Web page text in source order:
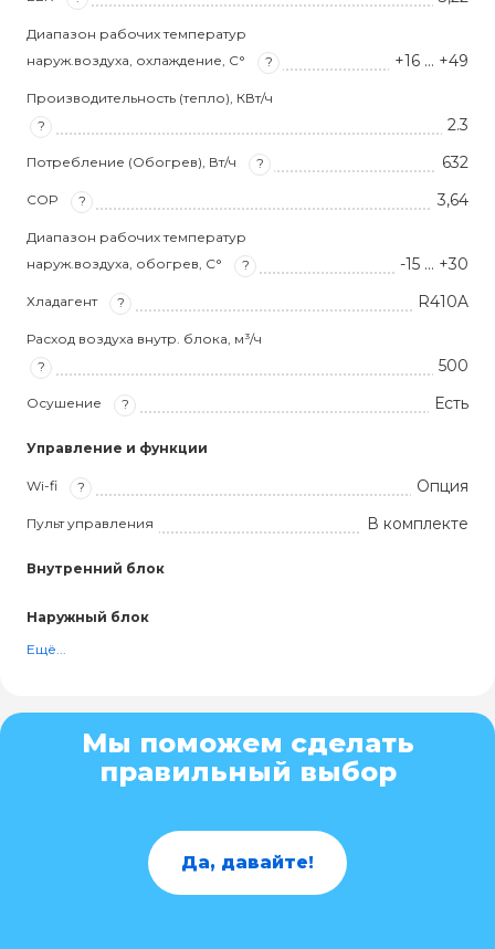
Диапазон рабочих температур
наруж.воздуха, охлаждение, С°
? +16 … +49
Производительность (тепло), КВт/ч
?
2.3
Потребление (Обогрев), Вт/ч ? 632
COP ? 3,64
Диапазон рабочих температур
наруж.воздуха, обогрев, С°
? -15 … +30
Хладагент ? R410A
Расход воздуха внутр. блока, м³/ч
?
500
Осушение ? Есть
Управление и функции
Wi-fi ? Опция
Пульт управления В комплекте
Внутренний блок
Наружный блок
Ещё...
Мы поможем сделать
правильный выбор
Да, давайте!